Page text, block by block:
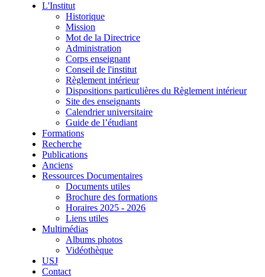
L'Institut
Historique
Mission
Mot de la Directrice
Administration
Corps enseignant
Conseil de l'institut
Règlement intérieur
Dispositions particulières du Règlement intérieur
Site des enseignants
Calendrier universitaire
Guide de l’étudiant
Formations
Recherche
Publications
Anciens
Ressources Documentaires
Documents utiles
Brochure des formations
Horaires 2025 - 2026
Liens utiles
Multimédias
Albums photos
Vidéothèque
USJ
Contact